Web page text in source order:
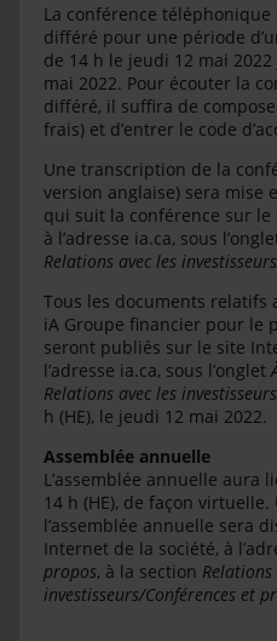
La conférence
différé pour une période
de 14 h le jeudi 12 mai
mai 2022. Pour écouter la
différé, il suffira de
frais) et d’entrer le code
Une transcription de la
version anglaise) sera mise
qui suit la conférence sur
à l’adresse ia.ca, sous
Relations avec les
Tous les documents relatifs
iA Groupe financier pour le
seront publiés sur le site
l’adresse ia.ca, sous l’onglet
Relations avec les
h (HE), le jeudi 12 mai 2022.
Assemblée annuelle
L’assemblée annuelle aura
14 h (HE), de façon
l’assemblée annuelle sera
Internet de la société, à
propos, à la section Relations
investisseurs/Conférences et